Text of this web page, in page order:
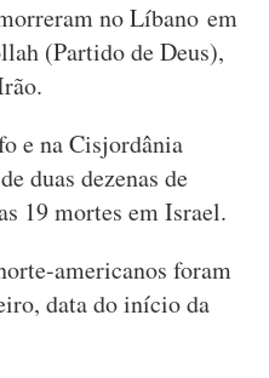
no Líbano em
(Partido de Deus),
e na Cisjordânia
duas dezenas de
19 mortes em Israel.
americanos foram
data do início da